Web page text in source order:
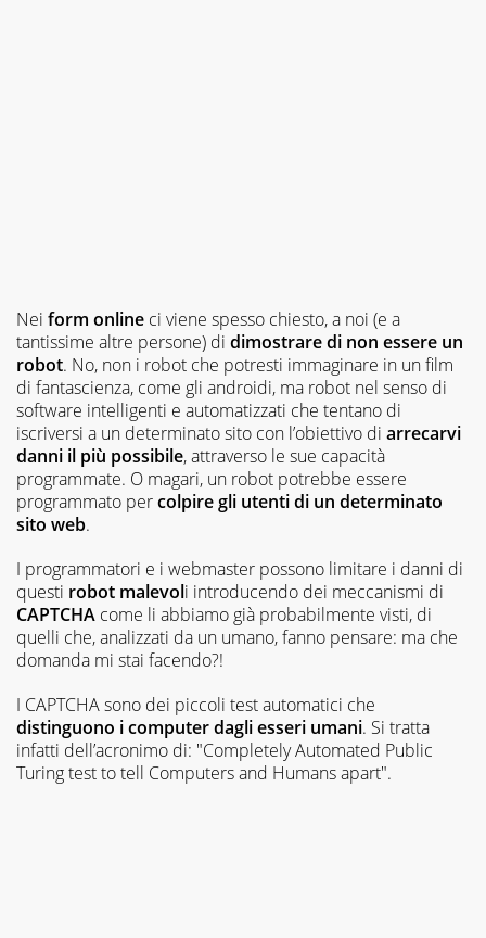
Nei form online ci viene spesso chiesto, a noi (e a
tantissime altre persone) di dimostrare di non essere un
robot. No, non i robot che potresti immaginare in un film
di fantascienza, come gli androidi, ma robot nel senso di
software intelligenti e automatizzati che tentano di
iscriversi a un determinato sito con l’obiettivo di arrecarvi
danni il più possibile, attraverso le sue capacità
programmate. O magari, un robot potrebbe essere
programmato percolpire gli utenti di un determinato
sito web.
I programmatori e i webmaster possono limitare i danni di
questi robot malevoli introducendo dei meccanismi di
CAPTCHA come li abbiamo già probabilmente visti, di
quelli che, analizzati da un umano, fanno pensare: ma che
domanda mi stai facendo?!
I CAPTCHA sono dei piccoli test automatici che
distinguono i computer dagli esseri umani. Si tratta
infatti dell’acronimo di: "Completely Automated Public
Turing test to tell Computers and Humans apart".